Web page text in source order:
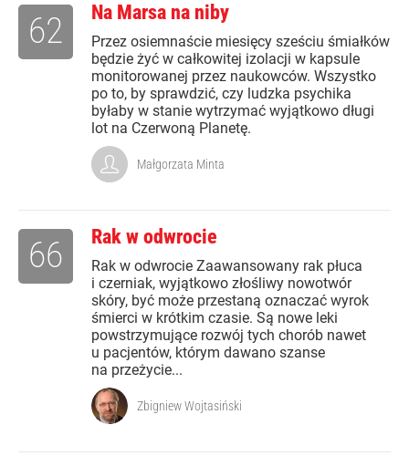
Na Marsa na niby
Przez osiemnaście miesięcy sześciu śmiałków
będzie żyć w całkowitej izolacji w kapsule
monitorowanej przez naukowców. Wszystko
po to, by sprawdzić, czy ludzka psychika
byłaby w stanie wytrzymać wyjątkowo długi
lot na Czerwoną Planetę.
62
Małgorzata Minta
Rak w odwrocie
Rak w odwrocie Zaawansowany rak płuca
i czerniak, wyjątkowo złośliwy nowotwór
skóry, być może przestaną oznaczać wyrok
śmierci w krótkim czasie. Są nowe leki
powstrzymujące rozwój tych chorób nawet
u pacjentów, którym dawano szanse
na przeżycie...
66
Zbigniew Wojtasiński